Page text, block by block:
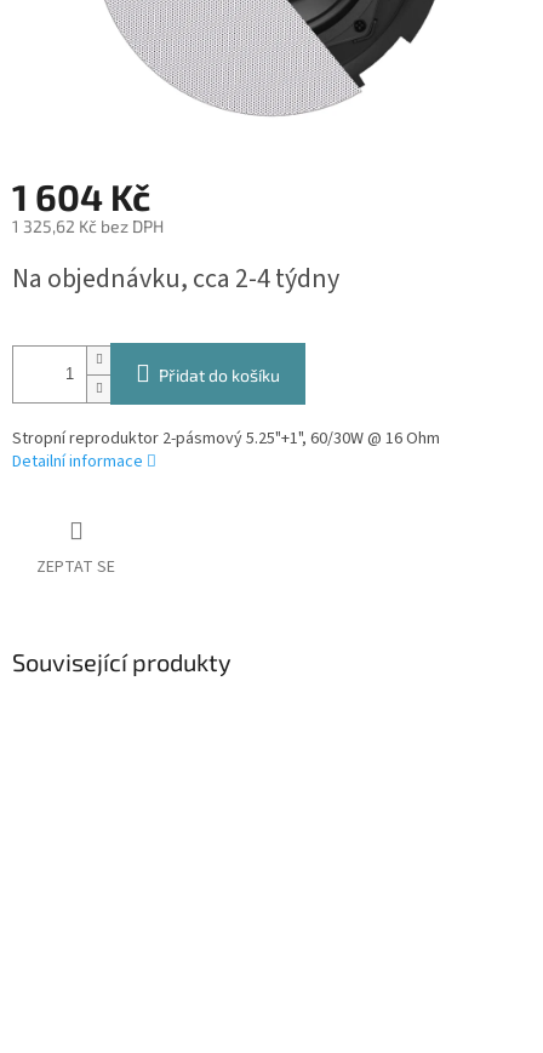
1 604 Kč
1 325,62 Kč bez DPH
cena:
Na objednávku, cca 2-4 týdny
Přidat do košíku
Stropní reproduktor 2-pásmový 5.25"+1", 60/30W @ 16 Ohm
Detailní informace
ZEPTAT SE
Související produkty